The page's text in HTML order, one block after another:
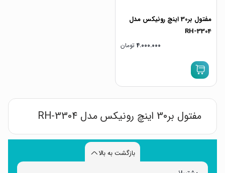
مفتول بر30 اینچ رونیکس مدل
RH-3304
تومان 4.000.000
مفتول بر30 اینچ رونیکس مدل RH-3304
بازگشت به بالا